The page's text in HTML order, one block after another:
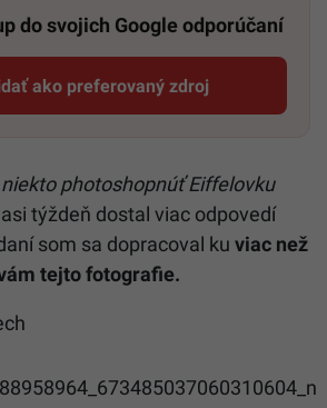
do svojich Google odporúčaní
ako preferovaný zdroj
Startitup, odkaz sa otvorí v
photoshopnúť Eiffelovku
asi týždeň dostal viac odpovedí
som sa dopracoval ku viac než
tejto fotografie.